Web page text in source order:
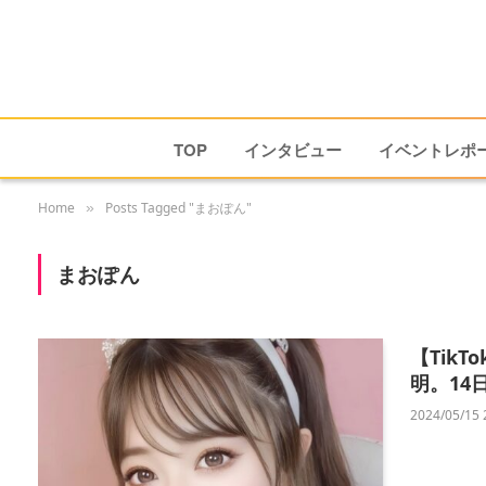
TOP インタビュー イベントレポ
Home » Posts Tagged "まおぽん"
まおぽん
【
明。14
2024/05/15